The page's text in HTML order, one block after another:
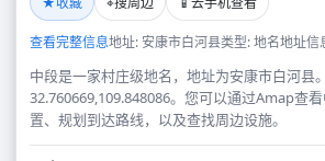
查看完整信息地址: 安康市白河县类型: 地名地址信
中段是一家村庄级地名，地址为安康市白河县
32.760669,109.848086。您可以通过Amap查
置、规划到达路线，以及查找周边设施。